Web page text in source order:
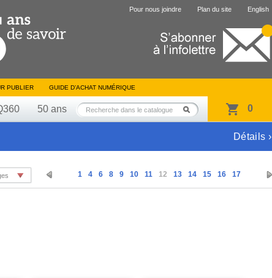
Pour nous joindre Plan du site English
PUBLIER GUIDE D’ACHAT NUMÉRIQUE
50 ans 0
Détails ›
1 4 6 8 9 10 11 12 13 14 15 16 17